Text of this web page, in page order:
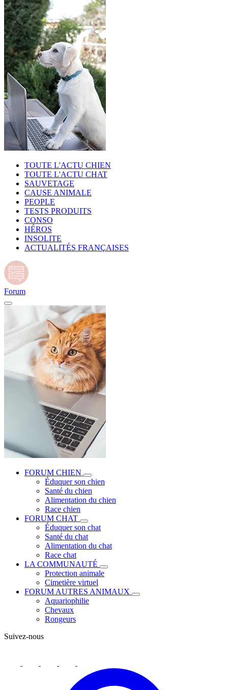
TOUTE L'ACTU CHIEN
TOUTE L'ACTU CHAT
SAUVETAGE
CAUSE ANIMALE
PEOPLE
TESTS PRODUITS
CONSO
HÉROS
INSOLITE
ACTUALITÉS FRANÇAISES
Forum
FORUM CHIEN
Éduquer son chien
Santé du chien
Alimentation du chien
Race chien
FORUM CHAT
Éduquer son chat
Santé du chat
Alimentation du chat
Race chat
LA COMMUNAUTÉ
Protection animale
Cimetière virtuel
FORUM AUTRES ANIMAUX
Aquariophilie
Chevaux
Rongeurs
Suivez-nous